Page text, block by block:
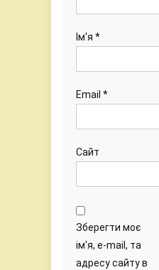
Ім'я *
Email *
Сайт
Зберегти моє
ім'я, e-mail, та
адресу сайту в